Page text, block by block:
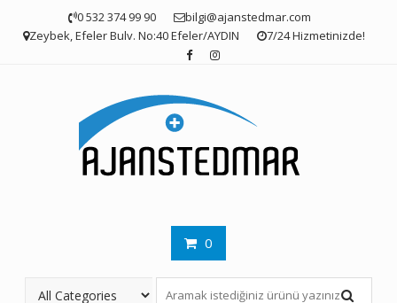
0 532 374 99 90
bilgi@ajanstedmar.com
Zeybek, Efeler Bulv. No:40 Efeler/AYDIN
7/24 Hizmetinizde!
0